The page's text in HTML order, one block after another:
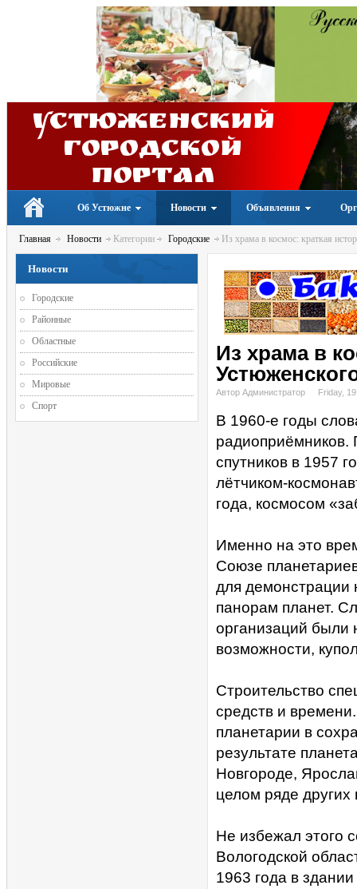
Устюженский
Городской
портал
Об Устюжне Новости Объявления
Главная Новости Категории Городские Из храма в космос: краткая
Из храма в
Автор Администратор Friday,
В 1960-е годы
радиоприёмников.
спутников в 1957
лётчиком-
года, космосом
Именно на это
Союзе
для
панорам планет.
организаций
возможности,
Строительство
средств и
планетарии в
результате
Новгороде,
целом ряде других
Не избежал этого
Вологодской
1963 года в
Новости
Городские
Районные
Областные
Российские
Мировые
Спорт